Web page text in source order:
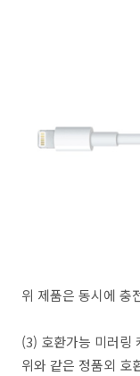
위 제품은 동시에 충
(3) 호환가능 미러링
위와 같은 정품외 호